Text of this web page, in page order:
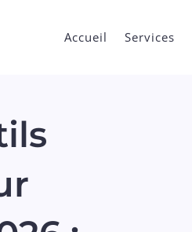
Accueil Services